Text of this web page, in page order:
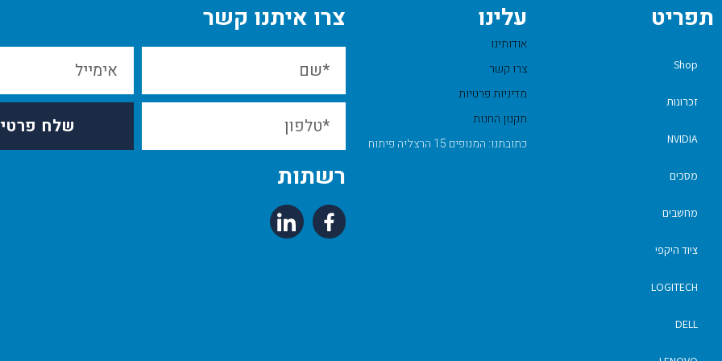
תפריט
Shop
זכרונות
NVIDIA
מסכים
מחשבים
ציוד היקפי
LOGITECH
DELL
עלינו
אודותינו
צרו קשר
מדיניות פרטיות
תקנון החנות
כתובתנו: המנופים 15 הרצליה פיתוח
צרו איתנו קשר
שלח
רשתות